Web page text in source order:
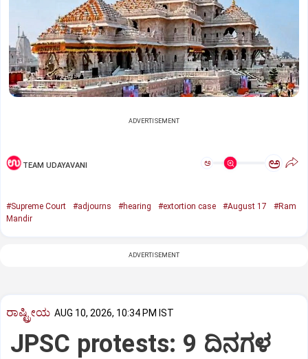
ADVERTISEMENT
TEAM UDAYAVANI ಅ ಅ
#Supreme Court #adjourns #hearing #extortion case #August 17
#Ram
Mandir
ADVERTISEMENT
ರಾಷ್ಟ್ರೀಯ AUG 10, 2026, 10:34 PM IST
JPSC protests: 9 ದಿನಗಳ